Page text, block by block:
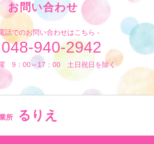
お問い合わせ
話でのお問い合わせはこちら -
048-940-2942
9：00～17：00 土日祝日を除く
所 るりえ